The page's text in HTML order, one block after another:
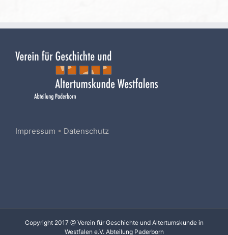
Impressum • Datenschutz
Copyright 2017 @ Verein für Geschichte und Altertumskunde in
Westfalen e.V. Abteilung Paderborn